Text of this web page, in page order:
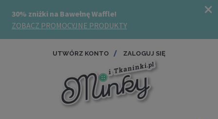
UTWÓRZ KONTO ZALOGUJ SIĘ